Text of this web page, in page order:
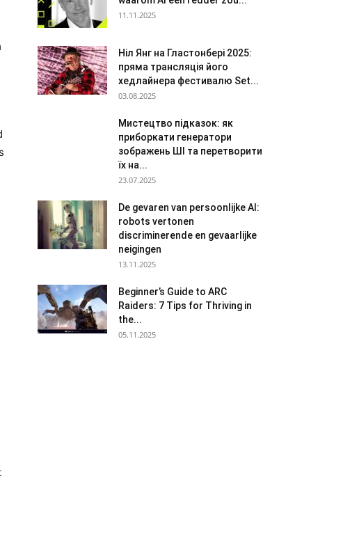
11.11.2025
Ніл Янг на Гластонбері 2025:
пряма трансляція його
хедлайнера фестивалю Set...
03.08.2025
Мистецтво підказок: як
приборкати генератори
зображень ШІ та перетворити
їх на...
23.07.2025
De gevaren van persoonlijke AI:
robots vertonen
discriminerende en gevaarlijke
neigingen
13.11.2025
Beginner’s Guide to ARC
Raiders: 7 Tips for Thriving in
the...
05.11.2025